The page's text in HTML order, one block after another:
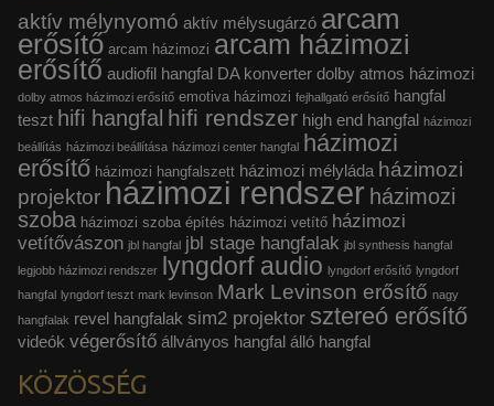
aktív mélynyomó aktív mélysugárzó arcam
erősítő arcam házimozi arcam házimozi
erősítő audiofil hangfal DA konverter dolby atmos házimozi
dolby atmos házimozi erősítő emotiva házimozi fejhallgató erősítő hangfal
teszt hifi hangfal hifi rendszer high end hangfal házimozi
beállítás házimozi beállítása házimozi center hangfal házimozi
erősítő házimozi hangfalszett házimozi mélyláda házimozi
projektor házimozi rendszer házimozi
szoba házimozi szoba építés házimozi vetítő házimozi
vetítővászon jbl hangfal jbl stage hangfalak jbl synthesis hangfal
legjobb házimozi rendszer lyngdorf audio lyngdorf erősítő lyngdorf
hangfal lyngdorf teszt mark levinson Mark Levinson erősítő nagy
hangfalak revel hangfalak sim2 projektor sztereó erősítő
videók végerősítő állványos hangfal álló hangfal
KÖZÖSSÉG